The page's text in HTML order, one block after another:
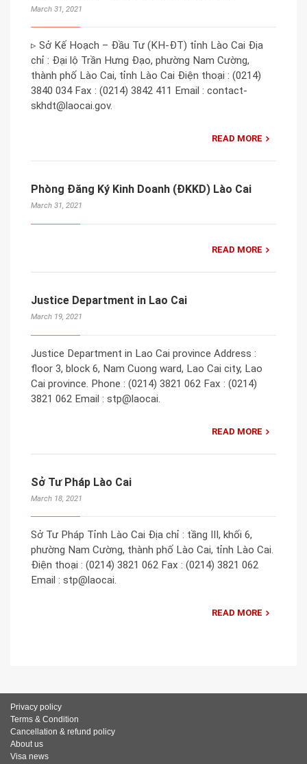
March 31, 2021
▹ Sở Kế Hoạch – Đầu Tư (KH-ĐT) tỉnh Lào Cai Địa
chỉ : Đại lộ Trần Hưng Đạo, phường Nam Cường,
thành phố Lào Cai, tỉnh Lào Cai Điện thoại : (0214)
3840 034 Fax : (0214) 3842 411 Email : contact-
skhdt@laocai.gov.
READ MORE
Phòng Đăng Ký Kinh Doanh (ĐKKD) Lào Cai
March 31, 2021
READ MORE
Justice Department in Lao Cai
March 19, 2021
Justice Department in Lao Cai province Address :
floor 3, block 6, Nam Cuong ward, Lao Cai city, Lao
Cai province. Phone : (0214) 3821 062 Fax : (0214)
3821 062 Email : stp@laocai.
READ MORE
Sở Tư Pháp Lào Cai
March 18, 2021
Sở Tư Pháp Tỉnh Lào Cai Địa chỉ : tầng III, khối 6,
phường Nam Cường, thành phố Lào Cai, tỉnh Lào Cai.
Điện thoại : (0214) 3821 062 Fax : (0214) 3821 062
Email : stp@laocai.
READ MORE
Privacy policy
Terms & Condition
Cancellation & refund policy
About us
Visa news